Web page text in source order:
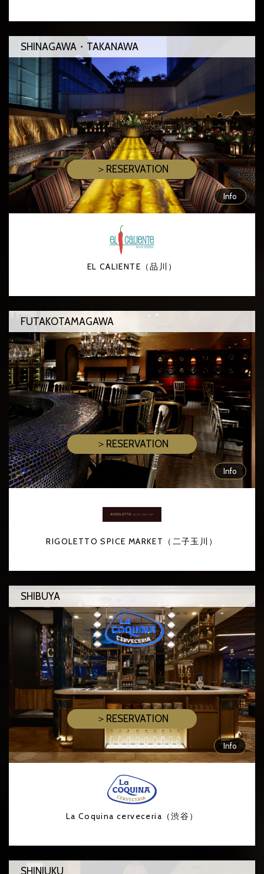
SHINAGAWA・TAKANAWA
＞RESERVATION
Info
EL CALIENTE（品川）
FUTAKOTAMAGAWA
＞RESERVATION
Info
RIGOLETTO SPICE MARKET（二子玉川）
SHIBUYA
＞RESERVATION
Info
La Coquina cerveceria（渋谷）
SHINJUKU